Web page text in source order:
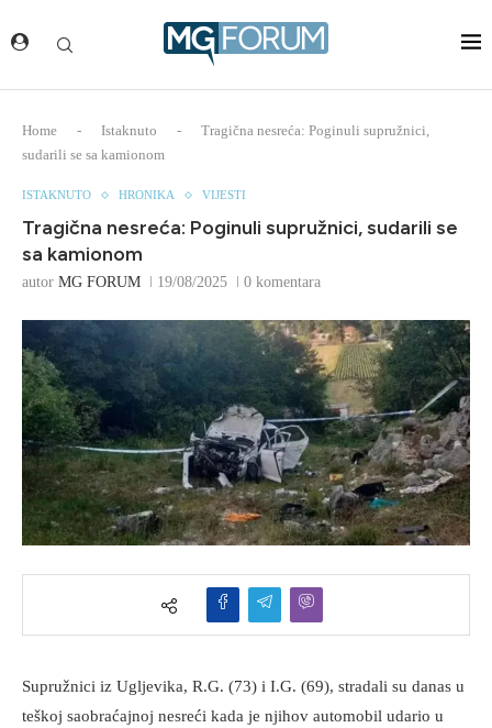
Home - Istaknuto -
Tragična nesreća: Poginuli supružnici,
sudarili se sa kamionom
ISTAKNUTO HRONIKA VIJESTI
Tragična nesreća: Poginuli supružnici, sudarili se
sa kamionom
autor MG FORUM 19/08/2025 0 komentara
Supružnici iz Ugljevika, R.G. (73) i I.G. (69), stradali su danas u
teškoj saobraćajnoj nesreći kada je njihov automobil udario u